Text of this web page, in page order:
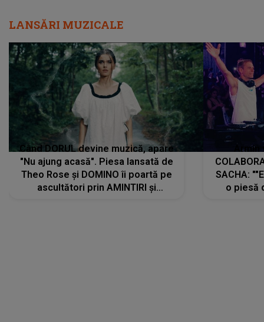
LANSĂRI MUZICALE
Când DORUL devine muzică, apare
"Nu ajung acasă". Piesa lansată de
Theo Rose și DOMINO îi poartă pe
ascultători prin AMINTIRI și
SACHA:
o piesă